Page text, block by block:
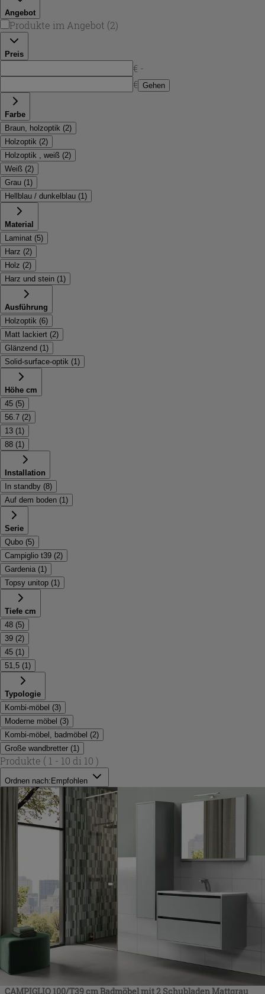
Angebot
Produkte im Angebot (2)
Preis
€ -
€ Gehen
Farbe
Braun, holzoptik (2)
Holzoptik (2)
Holzoptik , weiß (2)
Weiß (2)
Grau (1 )
Hellblau / dunkelblau (1 )
Material
Laminat (5)
Harz (2)
Holz (2)
Harz und stein (1 )
Ausführung
Holzoptik (6)
Matt lackiert (2)
Glänzend (1 )
Solid-surface-optik (1 )
Höhe cm
45 (5)
56.7 (2)
13 (1 )
88 (1 )
Installation
In standby (8)
Auf dem boden (1 )
Serie
Qubo (5)
Campiglio t39 (2)
Gardenia (1 )
Topsy unitop (1 )
Tiefe cm
48 (5)
39 (2)
45 (1 )
51,5 (1 )
Typologie
Kombi-möbel (3)
Moderne möbel (3)
Kombi-möbel, badmöbel (2)
Große wandbretter (1 )
Produkte ( 1 - 10 di 10 )
Ordnen nach: Empfohlen
CAMPIGLIO 100/T39 cm Badmöbel mit 2 Schubladen Mattgrau